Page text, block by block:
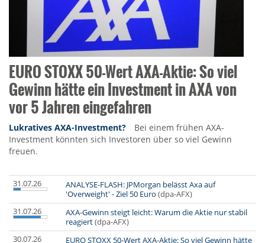
EURO STOXX 50-Wert AXA-Aktie: So viel
Gewinn hätte ein Investment in AXA von
vor 5 Jahren eingefahren
Lukratives AXA-Investment?
Bei einem frühen AXA-
Investment könnten sich Investoren über so viel Gewinn
freuen.
31.07.26
ANALYSE-FLASH: JPMorgan belässt Axa auf
'Overweight' - Ziel 50 Euro (dpa-AFX)
31.07.26
AXA-Gewinn steigt leicht: Warum die Aktie nur stabil
reagiert(dpa-AFX)
30.07.26
EURO STOXX 50-Wert AXA-Aktie: So viel Gewinn hätte